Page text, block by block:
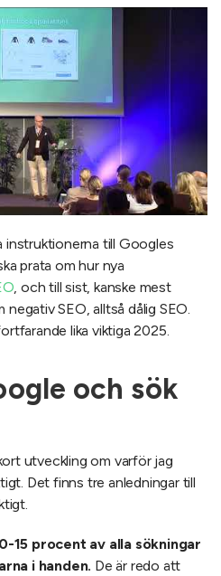
instruktionerna till Googles
prata om hur nya
, och till sist, kanske mest
negativ SEO, alltså dålig SEO.
lika viktiga 2025.
och sök
utveckling om varför jag
Det finns tre anledningar till
15 procent av alla sökningar
i handen. De är redo att